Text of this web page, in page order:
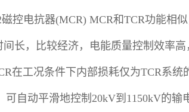
磁控电抗器(MCR) MCR和TCR功能相
间长，比较经济，电能质量控制效率
在工况条件下内部损耗仅为TCR系
可自动平滑地控制20kV到1150kV的